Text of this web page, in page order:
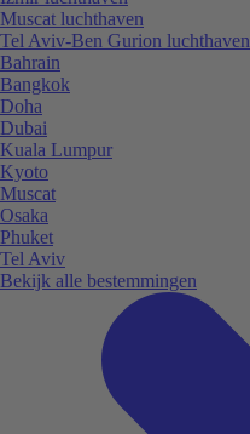
Muscat luchthaven
Tel Aviv-Ben Gurion luchthaven
Bahrain
Bangkok
Doha
Dubai
Kuala Lumpur
Kyoto
Muscat
Osaka
Phuket
Tel Aviv
Bekijk alle bestemmingen